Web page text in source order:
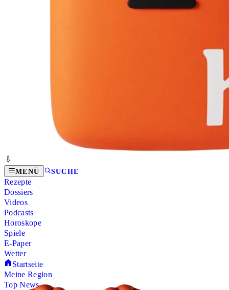
MENÜ SUCHE
Rezepte
Dossiers
Videos
Podcasts
Horoskope
Spiele
E-Paper
Wetter
Startseite
Meine Region
Top News